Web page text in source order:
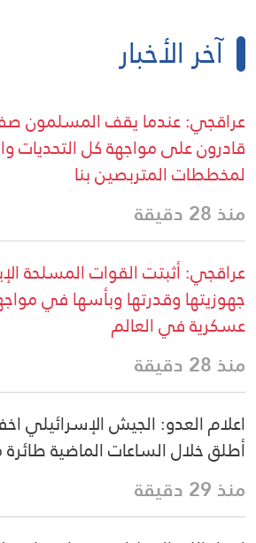
آخر الأخبار
عراقجي: عندما يقف المسلمون صفاً
قادرون على مواجهة كل التحديات
لمخططات المتربصين بنا
منذ 28 دقيقة
عراقجي: أثبتت القوات المسلحة
جهوزيتها وقدرتها وبأسها في
عسكرية في العالم
منذ 28 دقيقة
اعلام العدو: الجيش الإسرائيلي
أطلق خلال الساعات الماضية
منذ 29 دقيقة